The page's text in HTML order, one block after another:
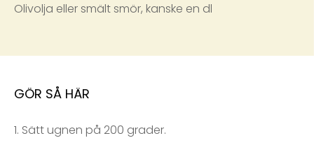
Olivolja eller smält smör, kanske en dl
GÖR SÅ HÄR
1. Sätt ugnen på 200 grader.